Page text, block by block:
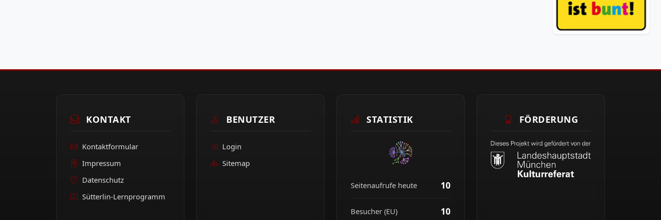
KONTAKT
Kontaktformular
Impressum
Datenschutz
Sütterlin-Lernprogramm
BENUTZER
Login
Sitemap
STATISTIK
Seitenaufrufe heute 10
Besucher (EU) 10
FÖRDERUNG